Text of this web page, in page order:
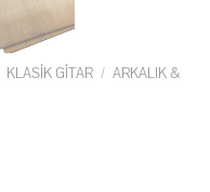
KLASIK GITAR / ARKALIK &